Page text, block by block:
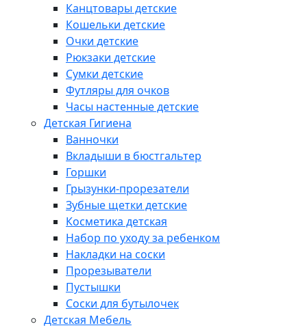
Канцтовары детские
Кошельки детские
Очки детские
Рюкзаки детские
Сумки детские
Футляры для очков
Часы настенные детские
Детская Гигиена
Ванночки
Вкладыши в бюстгальтер
Горшки
Грызунки-прорезатели
Зубные щетки детские
Косметика детская
Набор по уходу за ребенком
Накладки на соски
Прорезыватели
Пустышки
Соски для бутылочек
Детская Мебель